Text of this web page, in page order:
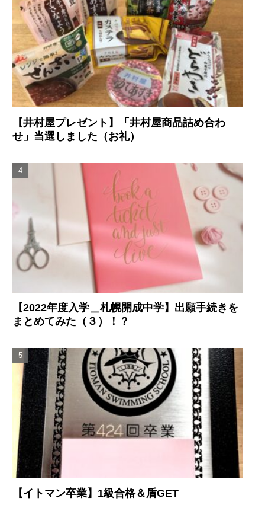
【井村屋プレゼント】「井村屋商品詰め合わ
せ」当選しました（お礼）
【2022年度入学＿札幌開成中学】出願手続きを
まとめてみた（３）！？
【イトマン卒業】1級合格＆盾GET